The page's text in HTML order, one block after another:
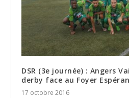
DSR (3e journée) : Angers
derby face au Foyer
17 octobre 2016